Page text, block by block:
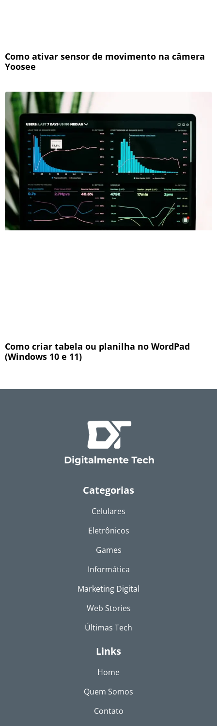
Como ativar sensor de movimento na câmera
Yoosee
Como criar tabela ou planilha no WordPad
(Windows 10 e 11)
Categorias
Celulares
Eletrônicos
Games
Informática
Marketing Digital
Web Stories
Últimas Tech
Links
Home
Quem Somos
Contato